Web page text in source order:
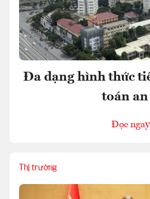
Đa dạng hình thức
toán an
Đọc ngay
Thị trường